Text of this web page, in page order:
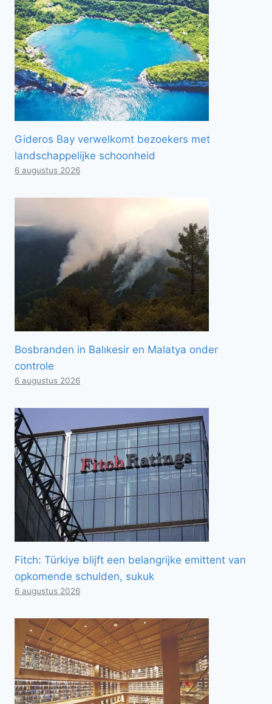
Gideros Bay verwelkomt bezoekers met
landschappelijke schoonheid
6 augustus 2026
Bosbranden in Balıkesir en Malatya onder
controle
6 augustus 2026
Fitch: Türkiye blijft een belangrijke emittent van
opkomende schulden, sukuk
6 augustus 2026